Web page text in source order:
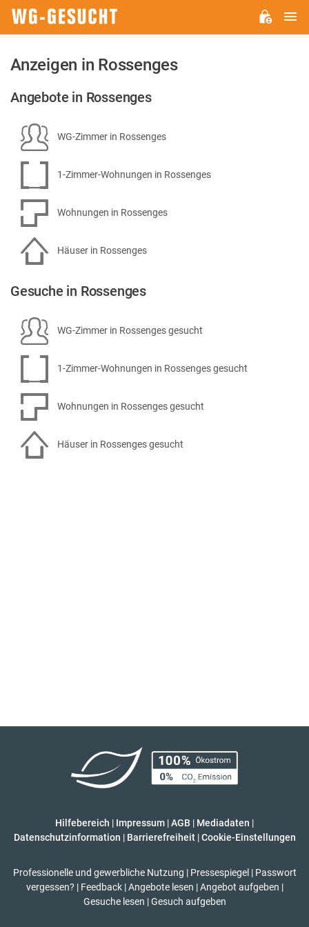
Anzeigen in Rossenges
Angebote in Rossenges
WG-Zimmer in Rossenges
1-Zimmer-Wohnungen in Rossenges
Wohnungen in Rossenges
Häuser in Rossenges
Gesuche in Rossenges
WG-Zimmer in Rossenges gesucht
1-Zimmer-Wohnungen in Rossenges gesucht
Wohnungen in Rossenges gesucht
Häuser in Rossenges gesucht
Hilfebereich | Impressum |AGB | Mediadaten |
Datenschutzinformation | Barrierefreiheit | Cookie-Einstellungen
Professionelle und gewerbliche Nutzung | Pressespiegel | Passwort
vergessen? | Feedback | Angebote lesen | Angebot aufgeben |
Gesuche lesen | Gesuch aufgeben